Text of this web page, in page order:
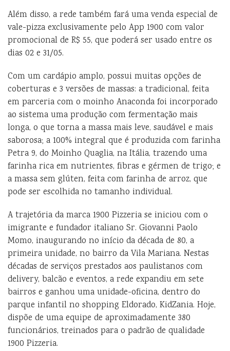
Além disso, a rede também fará uma venda especial de
vale-pizza exclusivamente pelo App 1900 com valor
promocional de R$ 55, que poderá ser usado entre os
dias 02 e 31/05.
Com um cardápio amplo, possui muitas opções de
coberturas e 3 versões de massas: a tradicional, feita
em parceria com o moinho Anaconda foi incorporado
ao sistema uma produção com fermentação mais
longa, o que torna a massa mais leve, saudável e mais
saborosa; a 100% integral que é produzida com farinha
Petra 9, do Moinho Quaglia, na Itália, trazendo uma
farinha rica em nutrientes, fibras e gérmen de trigo; e
a massa sem glúten, feita com farinha de arroz, que
pode ser escolhida no tamanho individual.
A trajetória da marca 1900 Pizzeria se iniciou com o
imigrante e fundador italiano Sr. Giovanni Paolo
Momo, inaugurando no início da década de 80, a
primeira unidade, no bairro da Vila Mariana. Nestas
décadas de serviços prestados aos paulistanos com
delivery, balcão e eventos, a rede expandiu em sete
bairros e ganhou uma unidade-oficina, dentro do
parque infantil no shopping Eldorado, KidZania. Hoje,
dispõe de uma equipe de aproximadamente 380
funcionários, treinados para o padrão de qualidade
1900 Pizzeria.